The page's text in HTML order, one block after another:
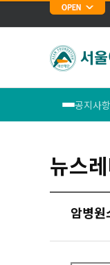
공지사
암병원장 인
연혁
공지사항
뉴스
암병